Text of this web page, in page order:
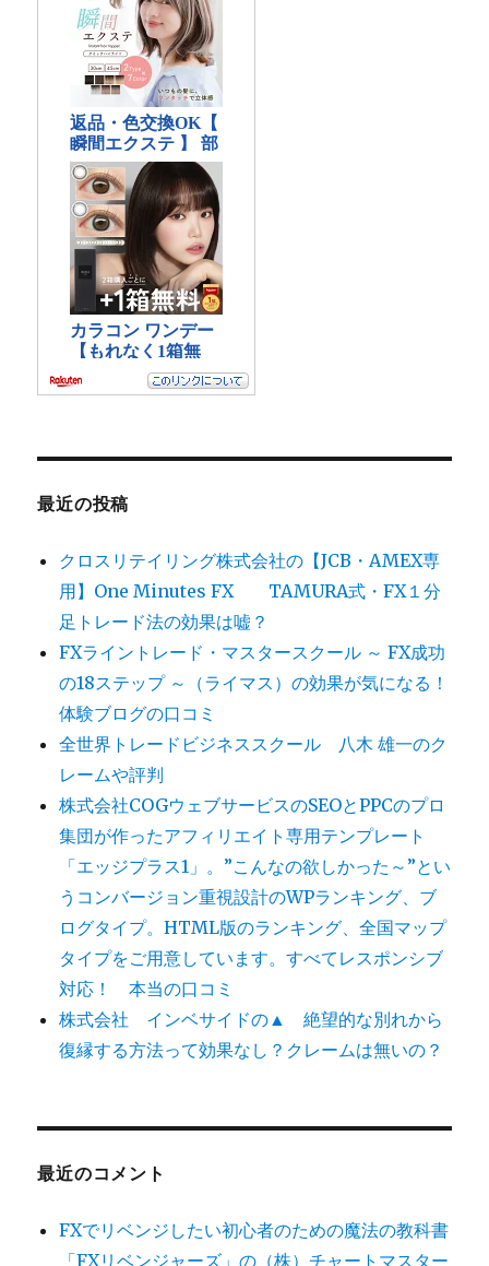
最近の投稿
クロスリテイリング株式会社の【JCB・AMEX専
用】One Minutes FX TAMURA式・FX１分
足トレード法の効果は嘘？
FXライントレード・マスタースクール ～ FX成功
の18ステップ ～（ライマス）の効果が気になる！
体験ブログの口コミ
全世界トレードビジネススクール 八木 雄一のク
レームや評判
株式会社COGウェブサービスのSEOとPPCのプロ
集団が作ったアフィリエイト専用テンプレート
「エッジプラス1」。”こんなの欲しかった～”とい
うコンバージョン重視設計のWPランキング、ブ
ログタイプ。HTML版のランキング、全国マップ
タイプをご用意しています。すべてレスポンシブ
対応！ 本当の口コミ
株式会社 インベサイドの▲ 絶望的な別れから
復縁する方法って効果なし？クレームは無いの？
最近のコメント
FXでリベンジしたい初心者のための魔法の教科書
「FXリベンジャーズ」の（株）チャートマスター